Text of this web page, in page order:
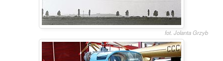
fot. Jolanta Grzyb